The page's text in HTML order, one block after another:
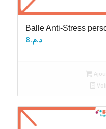
Balle Anti-Stress
د.م.8